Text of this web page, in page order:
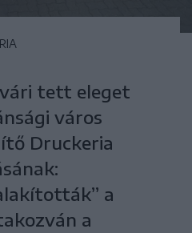
tett eleget
város
Druckeria
a
a